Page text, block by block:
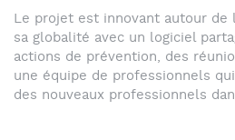
Le projet est innovant autour de
sa globalité avec un logiciel
actions de prévention, des
une équipe de professionnels
des nouveaux professionnels